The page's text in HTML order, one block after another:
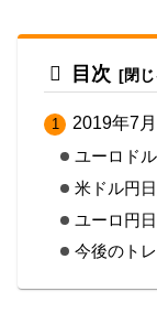
目次
2019年7
ユーロド
米ドル円
ユーロ円
今後のト